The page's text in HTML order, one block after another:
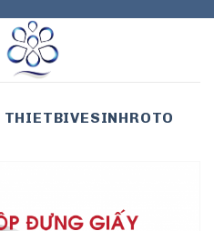
THIETBIVESINHROTO